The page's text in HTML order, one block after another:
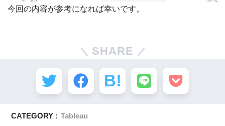
今回の内容が参考になれば幸いです。
SHARE
CATEGORY : Tableau